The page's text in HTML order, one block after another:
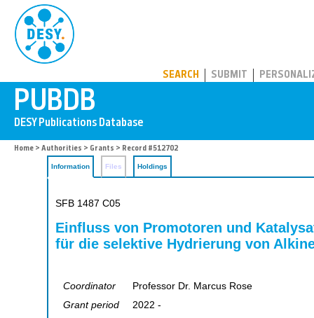
SEARCH SUBMIT
Home > Authorities > Grants > Record #512702
Information Files Holdings
SFB 1487 C05
Einfluss von Promotoren und
für die selektive Hydrierung von
Coordinator
Professor Dr. Marcus Rose
Grant period
2022 -